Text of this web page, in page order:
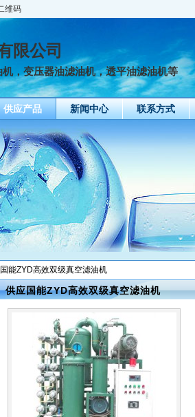
维码
限公司
，变压器油滤油机，透平油滤油机等
供应产品 新闻中心 联系方式
能ZYD高效双级真空滤油机
供应国能ZYD高效双级真空滤油机